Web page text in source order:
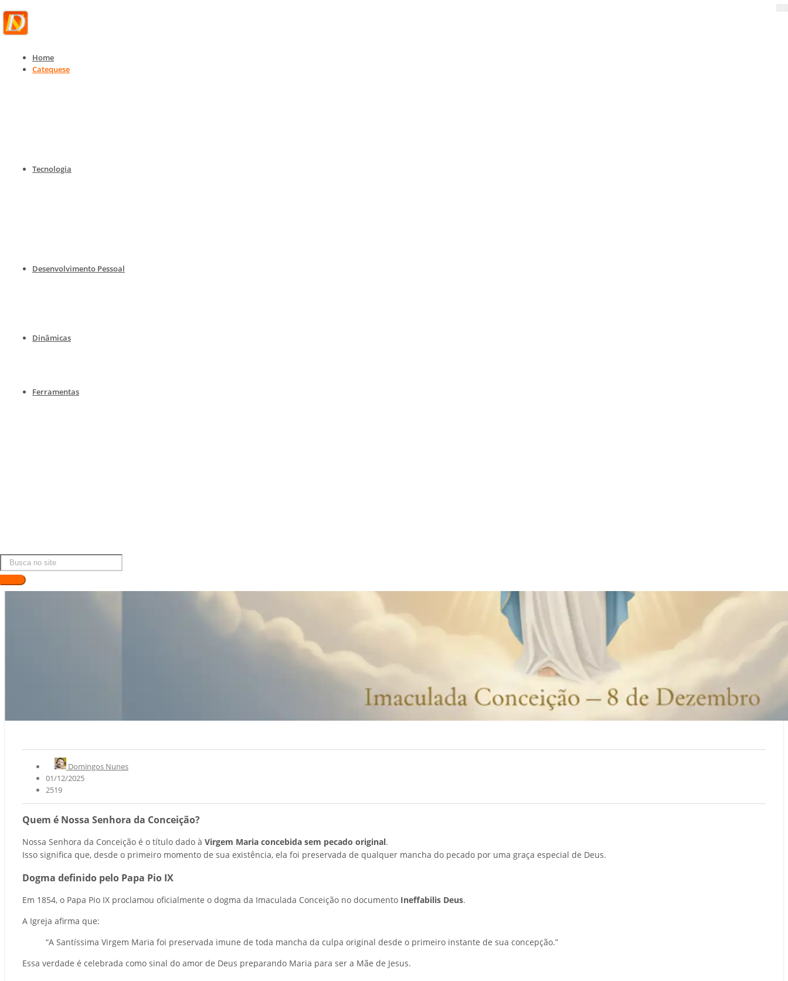
Home
Catequese
Tecnologia
Desenvolvimento Pessoal
Dinâmicas
Ferramentas
Domingos Nunes
01/12/2025
2519
Quem é Nossa Senhora da Conceição?
Nossa Senhora da Conceição é o título dado à Virgem Maria concebida sem pecado original.
Isso significa que, desde o primeiro momento de sua existência, ela foi preservada de qualquer mancha do pecado por uma graça especial de Deus.
Dogma definido pelo Papa Pio IX
Em 1854, o Papa Pio IX proclamou oficialmente o dogma da Imaculada Conceição no documento Ineffabilis Deus.
A Igreja afirma que:
“A Santíssima Virgem Maria foi preservada imune de toda mancha da culpa original desde o primeiro instante de sua concepção.”
Essa verdade é celebrada como sinal do amor de Deus preparando Maria para ser a Mãe de Jesus.